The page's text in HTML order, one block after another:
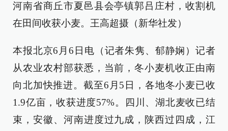
河南省商丘市夏邑县会亭镇郭吕庄村，收割机
在田间收获小麦。王高超摄（新华社发）
本报北京6月6日电（记者朱隽、郁静娴）记者
从农业农村部获悉，当前，冬小麦机收正由南
向北加快推进。截至6月5日，各地冬小麦已收
1.9亿亩，收获进度57%。四川、湖北麦收已结
束，安徽、河南进度过九成，陕西过四成，江